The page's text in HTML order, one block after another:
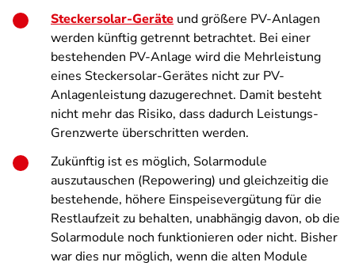
Steckersolar-Geräte und größere PV-Anlagen
werden künftig getrennt betrachtet. Bei einer
bestehenden PV-Anlage wird die Mehrleistung
eines Steckersolar-Gerätes nicht zur PV-
Anlagenleistung dazugerechnet. Damit besteht
nicht mehr das Risiko, dass dadurch Leistungs-
Grenzwerte überschritten werden.
Zukünftig ist es möglich, Solarmodule
auszutauschen (Repowering) und gleichzeitig die
bestehende, höhere Einspeisevergütung für die
Restlaufzeit zu behalten, unabhängig davon, ob die
Solarmodule noch funktionieren oder nicht. Bisher
war dies nur möglich, wenn die alten Module